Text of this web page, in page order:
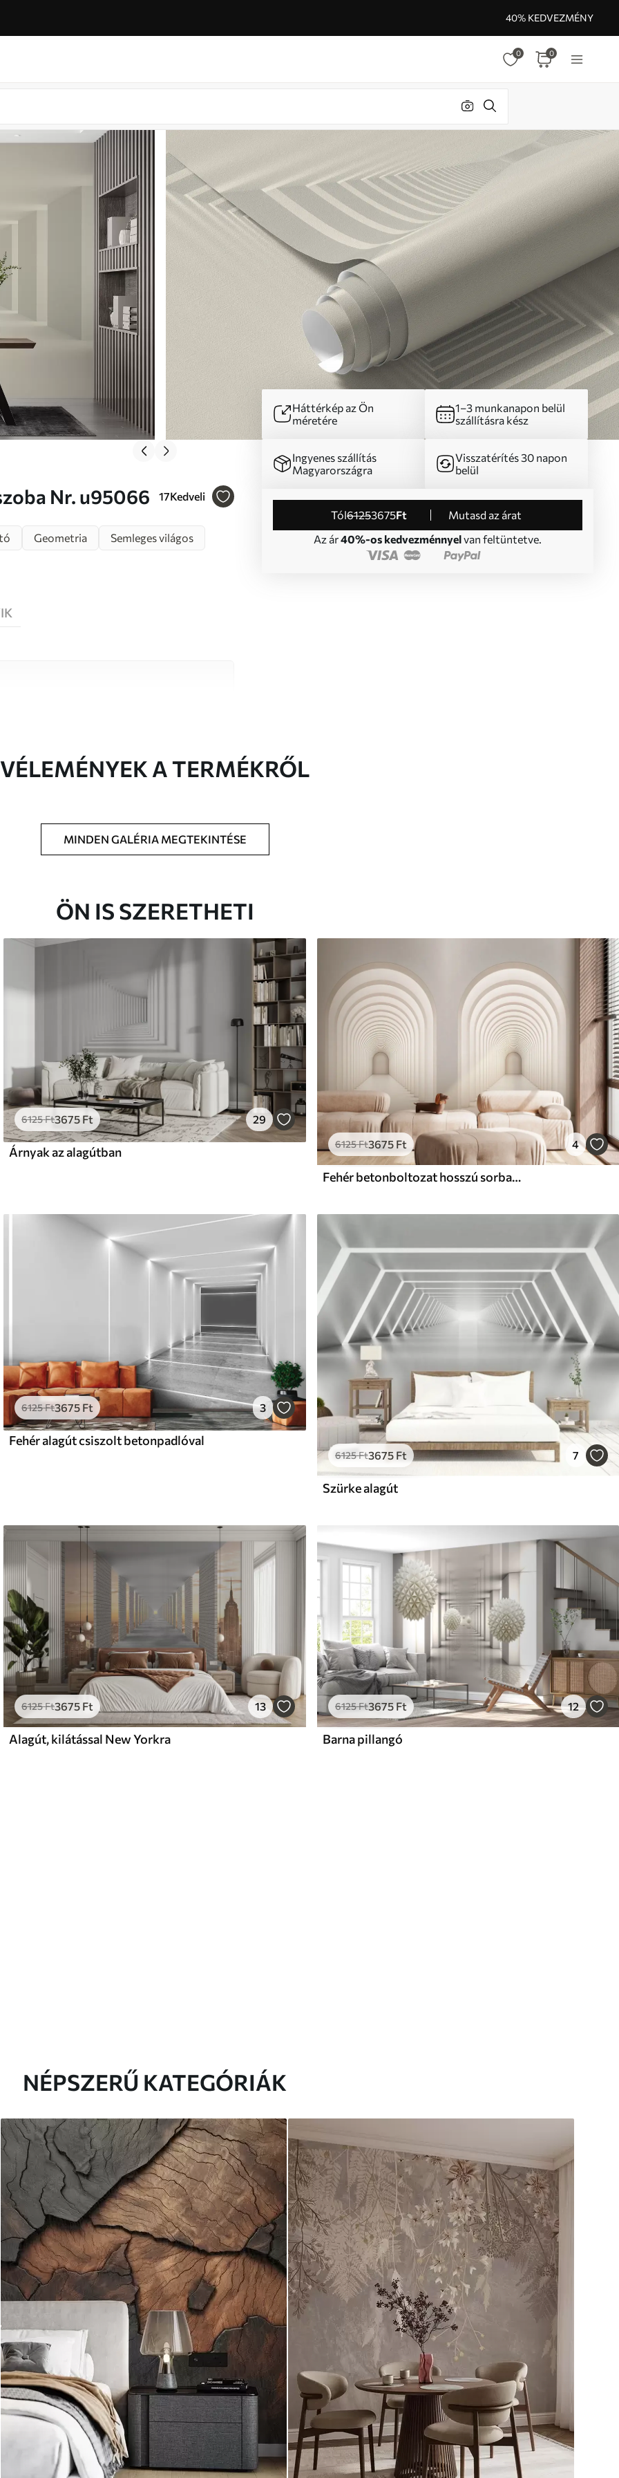
40% KEDVEZMÉNY
0 0
Nr. u95066 17Kedveli
Háttérkép az Ön
méretére
1–3 munkanapon belül
szállításra kész
Ingyenes szállítás
Magyarországra
Visszatérítés 30 napon
belül
Tól61253675Ft
Mutasd az árat
Az ár40%-os kedvezménnyelvan feltüntetve.
Geometria
Semleges világos
méretben nyomtatjuk ki, és legfeljebb 50
/m²
and Stick
13600Ft/m²
VÉLEMÉNYEK A TERMÉKRŐL
MINDEN GALÉRIA MEGTEKINTÉSE
ÖN IS SZERETHETI
6125Ft3675 Ft 29
Árnyak az alagútban
6125Ft3675 Ft 4
Fehér betonboltozat hosszú sorban a fénnyel
6125Ft3675 Ft 3
Fehér alagút csiszolt betonpadlóval
6125Ft3675 Ft 7
Szürke alagút
6125Ft3675 Ft 13
Alagút, kilátással New Yorkra
6125Ft3675Ft 12
Barna pillangó
NÉPSZERŰ KATEGÓRIÁK